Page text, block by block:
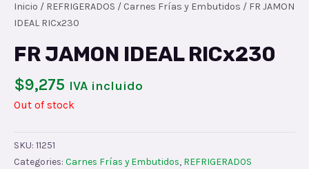
Inicio / REFRIGERADOS / Carnes Frías y Embutidos / FR JAMON
IDEAL RICx230
FR JAMON IDEAL RICx230
$9,275 IVA incluido
Out of stock
SKU: 11251
Categories: Carnes Frías y Embutidos, REFRIGERADOS